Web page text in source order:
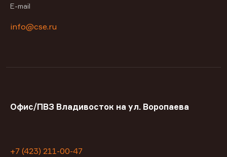
E-mail
info@cse.ru
Офис/ПВЗ Владивосток на ул. Воропаева
+7 (423) 211-00-47